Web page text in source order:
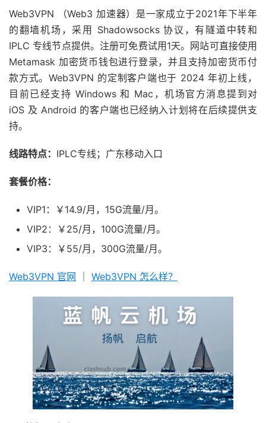
Web3VPN （Web3 加速器）是一家成立于2021年下半年
的翻墙机场，采用 Shadowsocks 协议，有隧道中转和
IPLC 专线节点提供。注册可免费试用1天。网站可直接使用
Metamask 加密货币钱包进行登录，并且支持加密货币付
款方式。Web3VPN 的定制客户端也于 2024 年初上线，
目前已经支持 Windows 和 Mac，机场官方消息提到对
iOS 及 Android 的客户端也已经纳入计划将在后续提供支
持。
线路特点： IPLC专线；广东移动入口
套餐价格：
VIP1：￥14.9/月，15G流量/月。
VIP2：￥25/月，100G流量/月。
VIP3：￥55/月，300G流量/月。
Web3VPN 官网 Web3VPN 怎么样？